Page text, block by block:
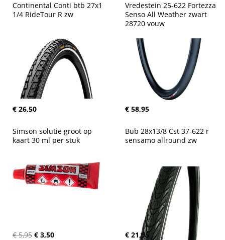
Continental Conti btb 27x1
1/4 RideTour R zw
€ 26,50
Vredestein 25-622 Fortezza
Senso All Weather zwart
28720 vouw
€ 58,95
Simson solutie groot op
kaart 30 ml per stuk
€ 5,95 € 3,50
Bub 28x13/8 Cst 37-622 r
sensamo allround zw
€ 21,95